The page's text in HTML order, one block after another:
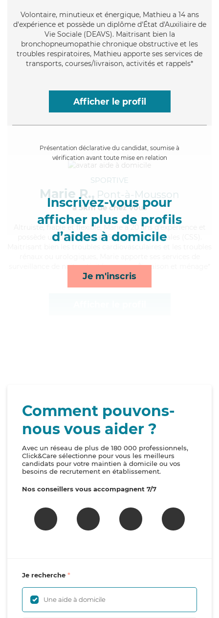
Volontaire, minutieux et énergique, Mathieu a 14 ans
d'expérience et possède un diplôme d'État d'Auxiliaire de
Vie Sociale (DEAVS). Maitrisant bien la
bronchopneumopathie chronique obstructive et les
troubles respiratoires, Mathieu apporte ses services de
transports, courses/livraison, activités et rappels*
Afficher le profil
Présentation déclarative du candidat, soumise à
vérification avant toute mise en relation
Inscrivez-vous pour
afficher plus de profils
d’aides à domicile
Je m'inscris
SPORTIVE
Marie R., Pont-à-Mousson
à 5km de chez Vous
, fiable et flexible, Marie a 20 ans d'expérience et
possède un BEP Carrières Sanitaires et Sociales (CSS).
surveillance de nuit, activités, courses/livraison et ménage*
Comment pouvons-
nous vous aider ?
Avec un réseau de plus de 180 000 professionnels,
Click&Care sélectionne pour vous les meilleurs
candidats pour votre maintien à domicile ou vos
besoins de recrutement en établissement.
Nos conseillers vous accompagnent 7/7
Je recherche
Une aide à domicile